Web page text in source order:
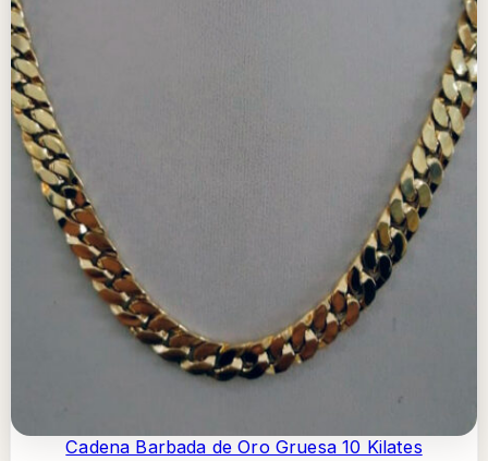
Cadena Barbada de Oro Gruesa 10 Kilates